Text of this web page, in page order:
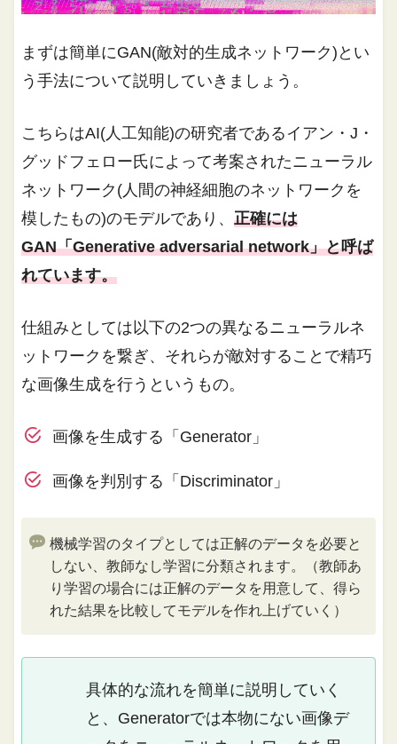
まずは簡単にGAN(敵対的生成ネットワーク)とい
う手法について説明していきましょう。
こちらはAI(人工知能)の研究者であるイアン・J・
グッドフェロー氏によって考案されたニューラル
ネットワーク(人間の神経細胞のネットワークを
模したもの)のモデルであり、正確には
GAN「Generative adversarial network」と呼ば
れています。
仕組みとしては以下の2つの異なるニューラルネ
ットワークを繋ぎ、それらが敵対することで精巧
な画像生成を行うというもの。
画像を生成する「Generator」
画像を判別する「Discriminator」
機械学習のタイプとしては正解のデータを必要と
しない、教師なし学習に分類されます。（教師あ
り学習の場合には正解のデータを用意して、得ら
れた結果を比較してモデルを作れ上げていく）
具体的な流れを簡単に説明していく
と、Generatorでは本物にない画像デ